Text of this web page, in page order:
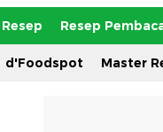
Resep Resep
d'Foodspot Master